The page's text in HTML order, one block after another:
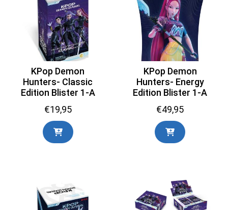
KPop Demon
Hunters- Classic
Edition Blister 1-A
€19,95
KPop Demon
Hunters- Energy
Edition Blister 1-A
€49,95